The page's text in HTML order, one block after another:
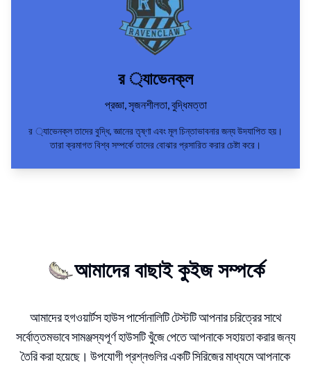
র ্যাভেনক্ল
প্রজ্ঞা, সৃজনশীলতা, বুদ্ধিমত্তা
র ্যাভেনক্ল তাদের বুদ্ধি, জ্ঞানের তৃষ্ণা এবং মূল চিন্তাভাবনার জন্য উদযাপিত হয়।
তারা ক্রমাগত বিশ্ব সম্পর্কে তাদের বোঝার প্রসারিত করার চেষ্টা করে।
আমাদের বাছাই কুইজ সম্পর্কে
আমাদের হগওয়ার্টস হাউস পার্সোনালিটি টেস্টটি আপনার চরিত্রের সাথে
সর্বোত্তমভাবে সামঞ্জস্যপূর্ণ হাউসটি খুঁজে পেতে আপনাকে সহায়তা করার জন্য
তৈরি করা হয়েছে। উপযোগী প্রশ্নগুলির একটি সিরিজের মাধ্যমে আপনাকে